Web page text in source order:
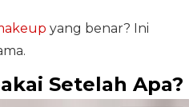
yang benar? Ini
Setelah Apa?